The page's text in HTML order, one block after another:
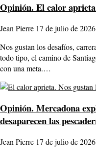
Opinión. El calor
Jean Pierre 17 de julio de 2026
Nos gustan los desafíos,
todo tipo, el camino de
con una meta.…
Opinión. Mercadona
desaparecen las
Jean Pierre 17 de julio de 2026